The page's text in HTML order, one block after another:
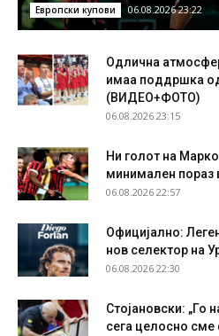
Европски купови 06.08.2026 23:22
Одлична
имаа поддршка
(ВИДЕО+ФОТО)
06.08.2026 23:15
Ни голот на
минимален пораз
06.08.2026 22:57
Официјално:
нов селектор на
06.08.2026 22:30
Стојановски: „Го
сега целосно сме